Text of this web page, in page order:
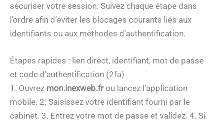
sécuriser votre session. Suivez chaque étape dans
l’ordre afin d’éviter les blocages courants liés aux
identifiants ou aux méthodes d’authentification.
Étapes rapides : lien direct, identifiant, mot de passe
et code d’authentification (2fa)
1. Ouvrez mon.inexweb.frou lancez l’application
mobile. 2. Saisissez votre identifiant fourni par le
cabinet. 3. Entrez votre mot de passe et validez. 4. Si